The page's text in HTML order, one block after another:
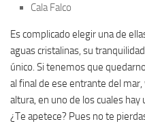
Cala Falco
Es complicado elegir una de
aguas cristalinas, su
único. Si tenemos que
al final de ese entrante del
altura, en uno de los cuales hay
¿Te apetece? Pues no te